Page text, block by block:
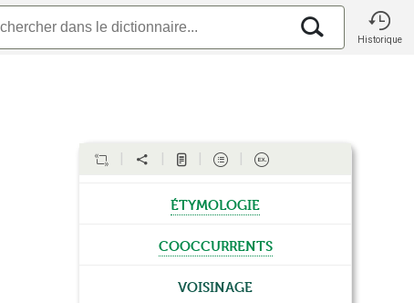
Historique
étymologie
cooccurrents
Voisinage